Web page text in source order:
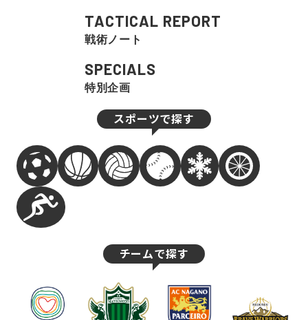
TACTICAL REPORT
戦術ノート
SPECIALS
特別企画
スポーツで探す
チームで探す